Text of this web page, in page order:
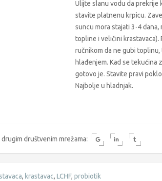
Ulijte slanu vodu da prekrije
stavite platnenu krpicu.
suncu mora stajati 3-4 dana,
topline i veličini krastavaca).
ručnikom da ne gubi
hlađenjem. Kad se tekućina
gotovo je. Stavite pravi
Najbolje u hladnjak.
društvenim mrežama:
, krastavac, LCHF, probiotik